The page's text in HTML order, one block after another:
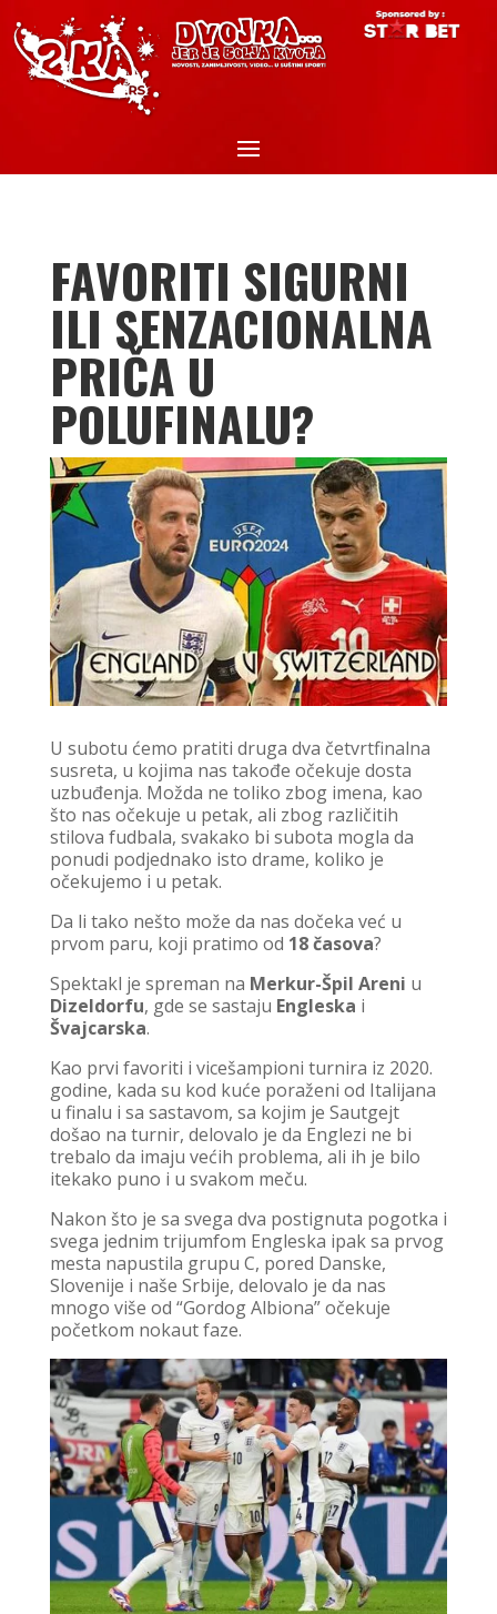
FAVORITI SIGURNI
ILI SENZACIONALNA
PRIČA U
POLUFINALU?
U subotu ćemo pratiti druga dva četvrtfinalna
susreta, u kojima nas takođe očekuje dosta
uzbuđenja. Možda ne toliko zbog imena, kao
što nas očekuje u petak, ali zbog različitih
stilova fudbala, svakako bi subota mogla da
ponudi podjednako isto drame, koliko je
očekujemo i u petak.
Da li tako nešto može da nas dočeka već u
prvom paru, koji pratimo od 18 časova?
Spektakl je spreman na Merkur-Špil Areni u
Dizeldorfu, gde se sastaju Engleska i
Švajcarska.
Kao prvi favoriti i vicešampioni turnira iz 2020.
godine, kada su kod kuće poraženi od Italijana
u finalu i sa sastavom, sa kojim je Sautgejt
došao na turnir, delovalo je da Englezi ne bi
trebalo da imaju većih problema, ali ih je bilo
itekako puno i u svakom meču.
Nakon što je sa svega dva postignuta pogotka i
svega jednim trijumfom Engleska ipak sa prvog
mesta napustila grupu C, pored Danske,
Slovenije i naše Srbije, delovalo je da nas
mnogo više od “Gordog Albiona” očekuje
početkom nokaut faze.